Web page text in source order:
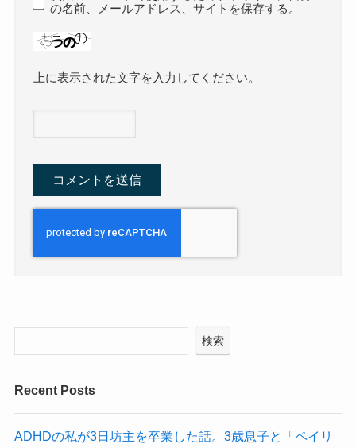
の名前、メールアドレス、サイトを保存する。
上に表示された文字を入力してください。
検索
Recent Posts
ADHDの私が3日坊主を卒業した話。3歳息子と「ペイリ